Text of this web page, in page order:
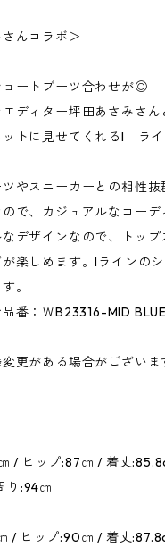
んコラボ＞
ョートブーツ合わせが◎
ディター坪田あさみさ
ットに見せてくれるI ラ
やスニーカーとの相性抜
で、カジュアルなコーデ
なデザインなので、トッ
楽しめます。Iラインの
。
番：ＷB23316-MID BLUE
更がある場合がございま
/ ヒップ:87㎝ / 着丈
り:94㎝
/ ヒップ:90㎝ / 着丈